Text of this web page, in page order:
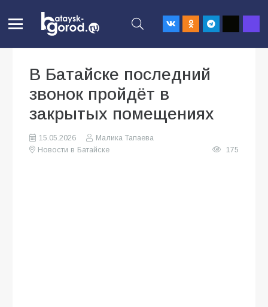
В Батайске последний
звонок пройдёт в
закрытых помещениях
15.05.2026
Малика Тапаева
Новости в Батайске
175